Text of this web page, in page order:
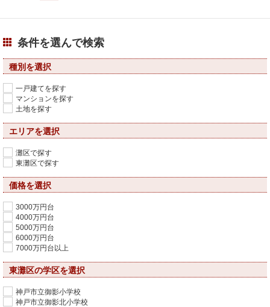
条件を選んで検索
種別を選択
一戸建てを探す
マンションを探す
土地を探す
エリアを選択
灘区で探す
東灘区で探す
価格を選択
3000万円台
4000万円台
5000万円台
6000万円台
7000万円台以上
東灘区の学区を選択
神戸市立御影小学校
神戸市立御影北小学校